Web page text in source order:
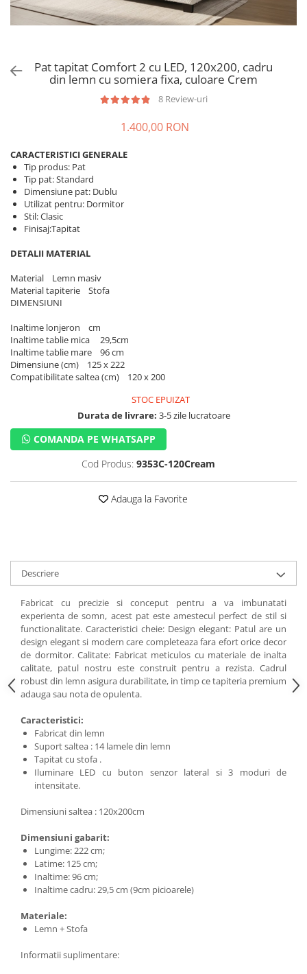
Pat tapitat Comfort 2 cu LED, 120x200, cadru
din lemn cu somiera fixa, culoare Crem
8 Review-uri
1.400,00 RON
CARACTERISTICI GENERALE
Tip produs: Pat
Tip pat: Standard
Dimensiune pat: Dublu
Utilizat pentru: Dormitor
Stil: Clasic
Finisaj:Tapitat
DETALII MATERIAL
Material Lemn masiv
Material tapiterie Stofa
DIMENSIUNI
Inaltime lonjeron cm
Inaltime tablie mica 29,5cm
Inaltime tablie mare 96 cm
Dimensiune (cm) 125 x 222
Compatibilitate saltea (cm) 120 x 200
STOC EPUIZAT
Durata de livrare: 3-5 zile lucratoare
COMANDA PE WHATSAPP
Cod Produs: 9353C-120Cream
Adauga la Favorite
Descriere
Fabricat cu precizie si conceput pentru a va imbunatati
experienta de somn, acest pat este amestecul perfect de stil si
functionalitate. Caracteristici cheie: Design elegant: Patul are un
design elegant si modern care completeaza fara efort orice decor
de dormitor. Calitate: Fabricat meticulos cu materiale de inalta
calitate, patul nostru este construit pentru a rezista. Cadrul
robust din lemn asigura durabilitate, in timp ce tapiteria premium
adauga sau nota de opulenta.
Caracteristici:
Fabricat din lemn
Suport saltea : 14 lamele din lemn
Tapitat cu stofa .
Iluminare LED cu buton senzor lateral si 3 moduri de
intensitate.
Dimensiuni saltea : 120x200cm
Dimensiuni gabarit:
Lungime: 222 cm;
Latime: 125 cm;
Inaltime: 96 cm;
Inaltime cadru: 29,5 cm (9cm picioarele)
Materiale:
Lemn + Stofa
Informatii suplimentare: